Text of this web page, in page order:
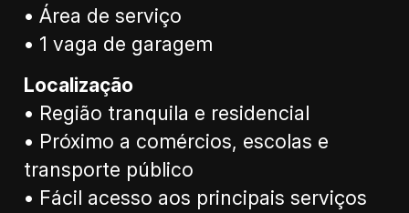
• Área de serviço
• 1 vaga de garagem
Localização
• Região tranquila e residencial
• Próximo a comércios, escolas e
transporte público
• Fácil acesso aos principais serviços